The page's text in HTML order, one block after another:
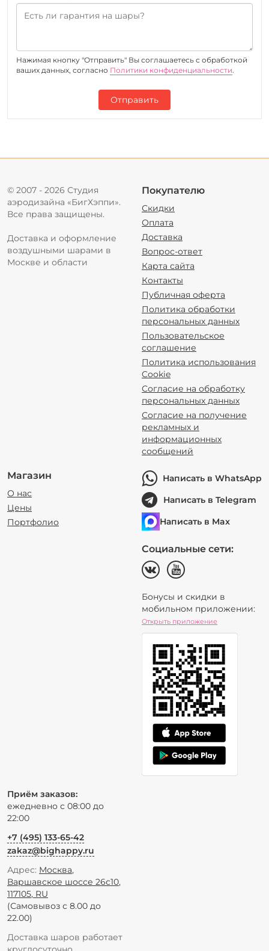
Нажимая кнопку "Отправить" Вы соглашаетесь c обработкой
ваших данных, согласно Политики конфиденциальности.
Отправить
© 2007 - 2026 Студия
аэродизайна «БигХэппи».
Все права защищены.
Доставка и оформление
воздушными шарами в
Москве и области
Покупателю
Скидки
Оплата
Доставка
Вопрос-ответ
Карта сайта
Контакты
Публичная оферта
Политика обработки
персональных данных
Пользовательское
соглашение
Политика использования
Cookie
Согласие на обработку
персональных данных
Согласие на получение
рекламных и
информационных
сообщений
Магазин
О нас
Цены
Портфолио
Написать в WhatsApp
Написать в Telegram
Написать в Max
Социальные сети:
Бонусы и скидки в
мобильном приложении:
Открыть приложение
Приём заказов:
ежедневно с 08:00 до
22:00
+7 (495) 133-65-42
zakaz@bighappy.ru
Адрес: Москва,
Варшавское шоссе 26с10,
117105, RU
(Самовывоз с 8.00 до
22.00)
Доставка шаров работает